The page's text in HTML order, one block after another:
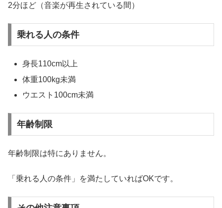
2分ほど（音楽が再生されている間）
乗れる人の条件
身長110cm以上
体重100kg未満
ウエスト100cm未満
年齢制限
年齢制限は特にありません。
「乗れる人の条件」を満たしていればOKです。